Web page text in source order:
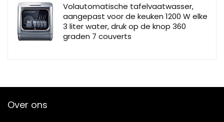
Volautomatische tafelvaatwasser,
aangepast voor de keuken 1200 W elke
3 liter water, druk op de knop 360
graden 7 couverts
Over ons